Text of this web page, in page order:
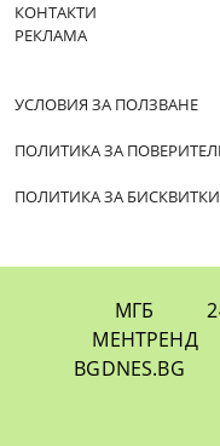
КОНТАКТИ
РЕКЛАМА
УСЛОВИЯ ЗА ПОЛЗВАНЕ
ПОЛИТИКА ЗА
ПОЛИТИКА ЗА БИСКВИТКИ
МГБ
МЕНТРЕНД
BGDNES.BG